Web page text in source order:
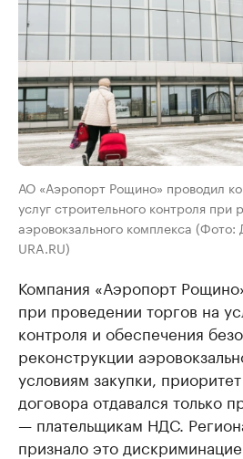
АО «Аэропорт Рощино» проводил
услуг строительного контроля при
аэровокзального комплекса
URA.RU)
Компания «Аэропорт
при проведении торгов на
контроля и обеспечения
реконструкции
условиям закупки,
договора отдавался только
— плательщикам НДС.
признало это